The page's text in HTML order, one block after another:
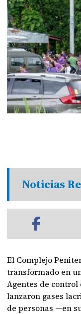
Noticias
El Complejo
transformado en
Agentes de
lanzaron gases
de personas —en